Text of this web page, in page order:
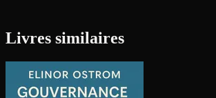
Livres similaires